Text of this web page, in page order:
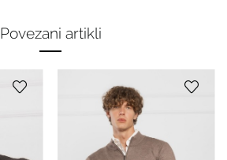
Povezani artikli